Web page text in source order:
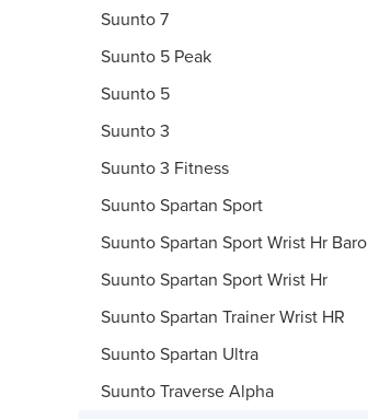
Suunto 7
Suunto 5 Peak
Suunto 5
Suunto 3
Suunto 3 Fitness
Suunto Spartan Sport
Suunto Spartan Sport Wrist Hr Baro
Suunto Spartan Sport Wrist Hr
Suunto Spartan Trainer Wrist HR
Suunto Spartan Ultra
Suunto Traverse Alpha